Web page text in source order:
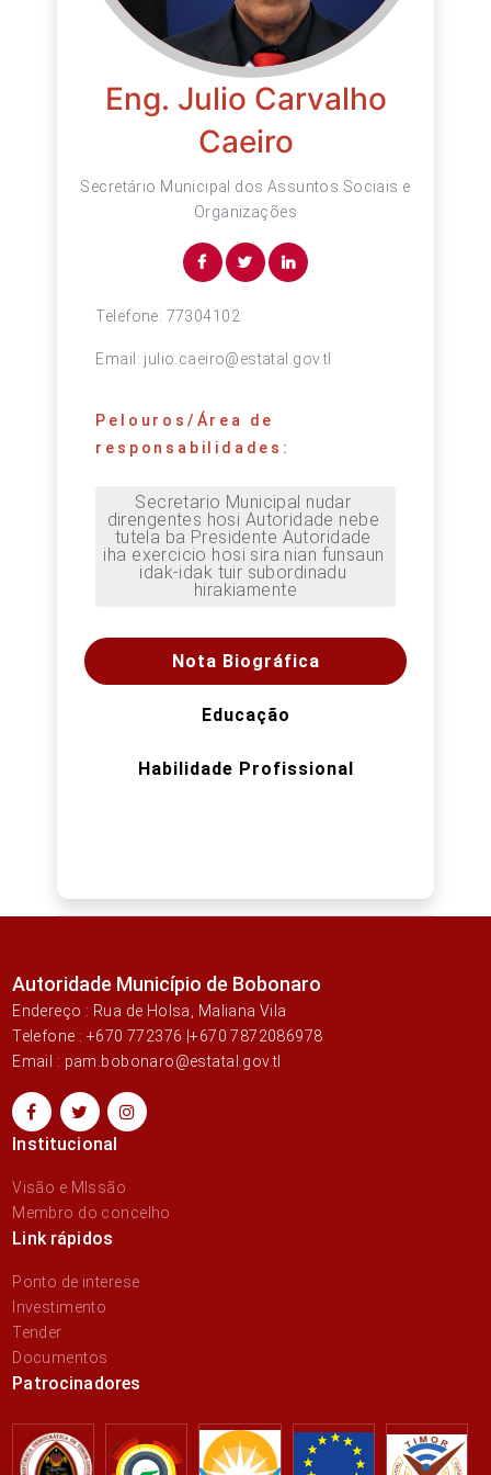
Eng. Julio Carvalho
Caeiro
Secretário Municipal dos Assuntos Sociais e
Organizações
Telefone: 77304102
Email: julio.caeiro@estatal.gov.tl
Pelouros/Área de
responsabilidades:
Secretario Municipal nudar
direngentes hosi Autoridade nebe
tutela ba Presidente Autoridade
iha exercicio hosi sira nian funsaun
idak-idak tuir subordinadu
hirakiamente
Nota Biográfica
Educação
Habilidade Profissional
Autoridade Município de Bobonaro
Endereço : Rua de Holsa, Maliana Vila
Telefone : +670 772376 |+670 7872086978
Email : pam.bobonaro@estatal.gov.tl
Institucional
Visão e MIssão
Membro do concelho
Link rápidos
Ponto de interese
Investimento
Tender
Documentos
Patrocinadores